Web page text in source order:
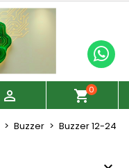
 shopping_cart0
Buzzer
Buzzer 12-24